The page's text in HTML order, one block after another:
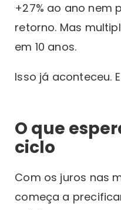
+27% ao ano nem
retorno. Mas
em 10 anos.
Isso já aconteceu.
O que
ciclo
Com os juros nas
começa a